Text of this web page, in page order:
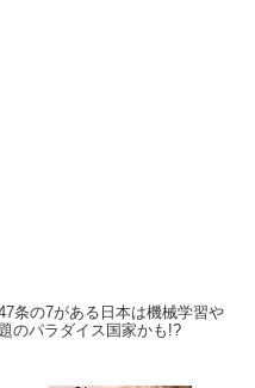
条の7がある日本は機械学習や
のパラダイス国家かも!?